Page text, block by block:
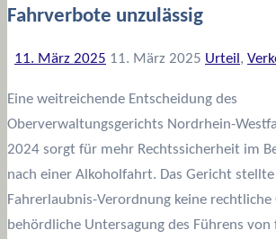
Fahrverbote unzulässig
11. März 2025 11. März 2025 Urteil ,
Eine weitreichende Entscheidung des
Oberverwaltungsgerichts Nordrhein-
2024 sorgt für mehr Rechtssicherheit im
nach einer Alkoholfahrt. Das Gericht
Fahrerlaubnis-Verordnung keine
behördliche Untersagung des Führens